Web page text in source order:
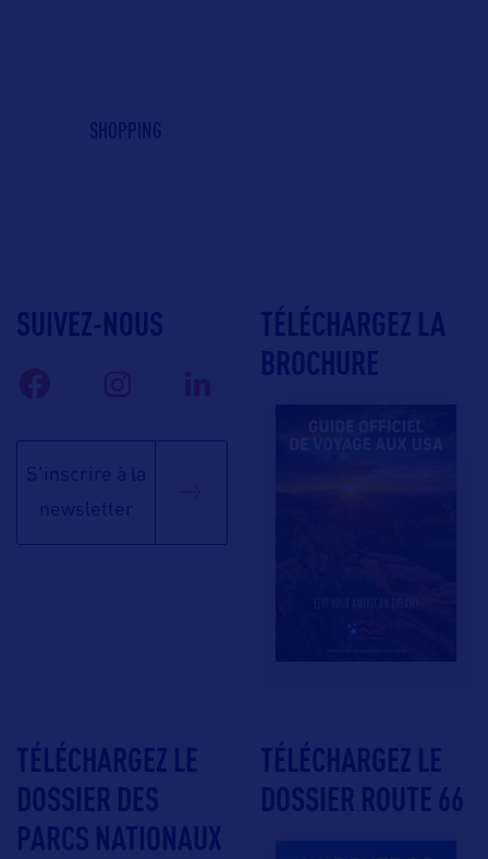
SHOPPING
SUIVEZ-NOUS
S'inscrire à la
newsletter
TÉLÉCHARGEZ LA
BROCHURE
TÉLÉCHARGEZ LE
DOSSIER DES
PARCS NATIONAUX
TÉLÉCHARGEZ LE
DOSSIER ROUTE 66